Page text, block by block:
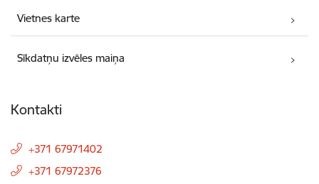
Vietnes karte
Sīkdatņu izvēles maiņa
Kontakti
+371 67971402
+371 67972376